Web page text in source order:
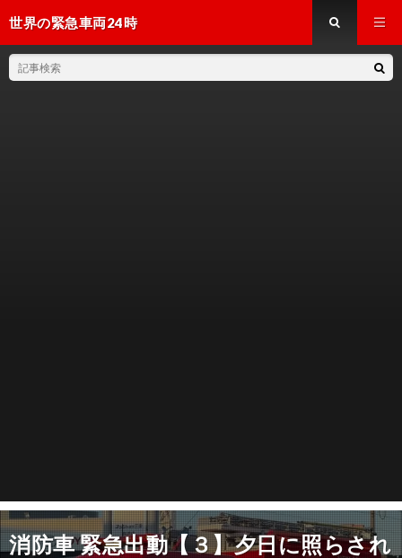
世界の緊急車両24時
消防車 緊急出動【３】夕日に照らされ